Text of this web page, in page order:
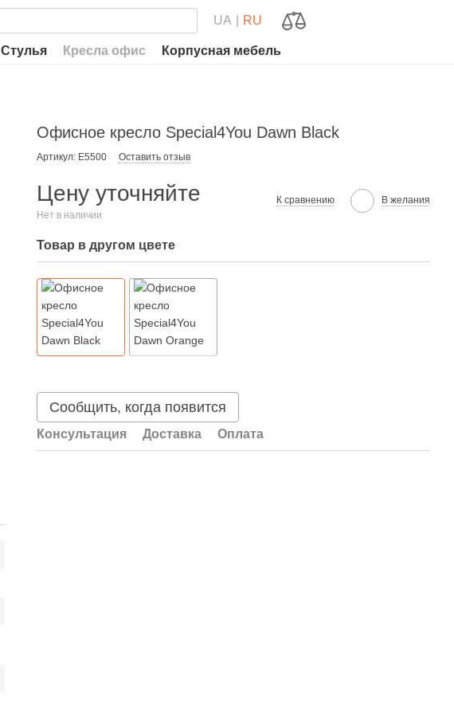
UA RU
Стулья Кресла офис Корпусная мебель
Офисное кресло Special4You Dawn Black
Артикул: E5500 Оставить отзыв
Цену уточняйте
Нет в наличии
К сравнению В желания
Товар в другом цвете
Сообщить, когда появится
Консультация Доставка Оплата